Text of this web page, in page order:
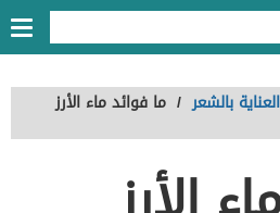
العناية بالشعر / ما فوائد ماء الأرز